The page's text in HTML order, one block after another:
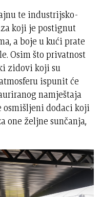
te industrijsko-
koji je postignut
a boje u kući prate
Osim što privatnost
zidovi koji su
ispunit će
namještaja
osmišljeni dodaci koji
one željne sunčanja,